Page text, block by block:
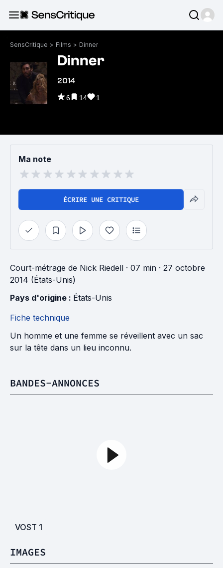
SensCritique > Films > Dinner
Dinner
2014
6 14 1
Ma note
ÉCRIRE UNE CRITIQUE
Court-métrage de Nick Riedell · 07 min · 27 octobre
2014 (États-Unis)
Pays d'origine : États-Unis
Fiche technique
Un homme et une femme se réveillent avec un sac
sur la tête dans un lieu inconnu.
BANDES-ANNONCES
VOST 1
IMAGES